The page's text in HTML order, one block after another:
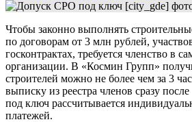
Чтобы законно выполнять
по договорам от 3 млн рублей,
госконтрактах, требуется членство в
организации. В «Космин Групп»
строителей можно не более чем за 3
выписку из реестра членов сразу
под ключ рассчитывается
платежей.